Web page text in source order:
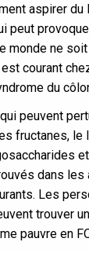
aspirer du
peut
monde ne
est courant
du
peuvent
fructanes, le
dans les
Les
trouver
pauvre en